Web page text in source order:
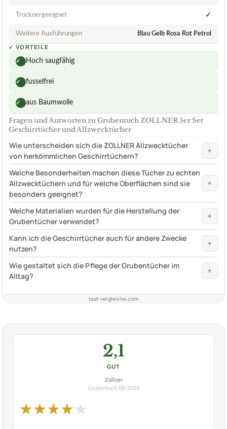
Trocknergeeignet ✓
Weitere Ausführungen Blau Gelb Rosa Rot Petrol
✓ VORTEILE
✓ Hoch saugfähig
✓ fusselfrei
✓ aus Baumwolle
Fragen und Antworten zu Grubentuch ZOLLNER 5er Set
Geschirrtücher und Allzwecktücher
Wie unterscheiden sich die ZOLLNER Allzwecktücher
von herkömmlichen Geschirrtüchern?
+
Welche Besonderheiten machen diese Tücher zu echten
Allzwecktüchern und für welche Oberflächen sind sie
besonders geeignet?
+
Welche Materialien wurden für die Herstellung der
Grubentücher verwendet?
+
Kann ich die Geschirrtücher auch für andere Zwecke
nutzen?
+
Wie gestaltet sich die Pflege der Grubentücher im
Alltag?
+
test-vergleiche.com
2,1
GUT
Zollner
Grubentuch 08/2026
★★★★★